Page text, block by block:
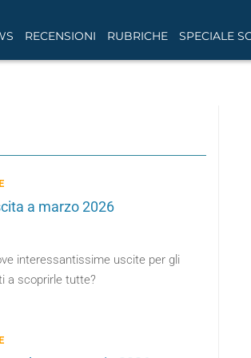
RECENSIONI RUBRICHE SPECIALE
a marzo 2026
interessantissime uscite per gli
a scoprirle tutte?